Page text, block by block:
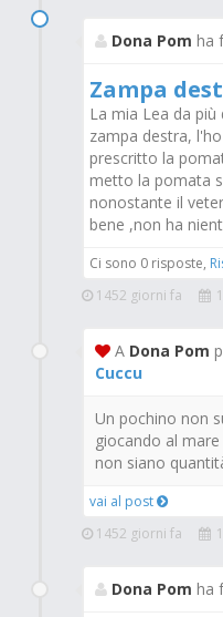
Dona Pom ha
Zampa
La mia Lea da
zampa destra,
prescritto la
metto la pomata
nonostante il
bene ,non ha
Ci sono 0 risposte,
1452 giorni fa
A Dona Pom
Cuccu
Un pochino non
giocando al
non siano
vai al post
1452 giorni fa
Dona Pom ha